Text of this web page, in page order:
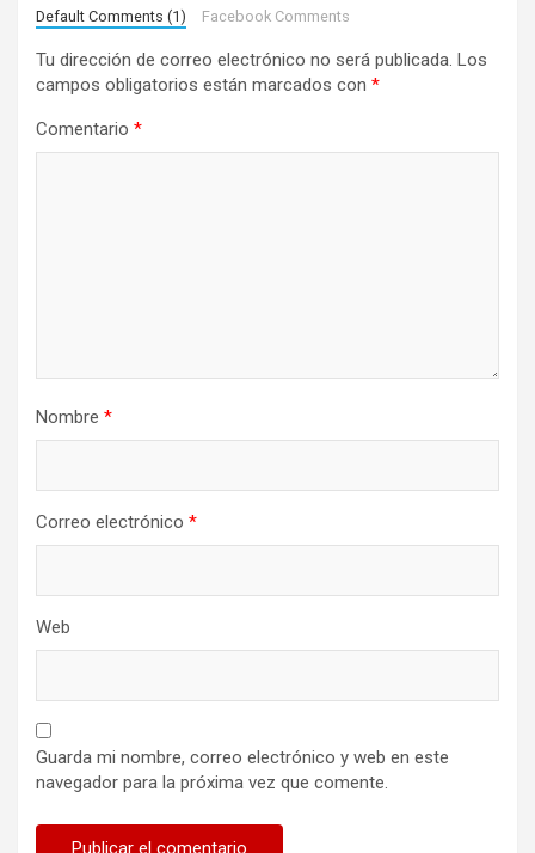
Default Comments (1) Facebook Comments
Tu dirección de correo electrónico no será publicada. Los
campos obligatorios están marcados con *
Comentario *
Nombre *
Correo electrónico *
Web
Guarda mi nombre, correo electrónico y web en este
navegador para la próxima vez que comente.